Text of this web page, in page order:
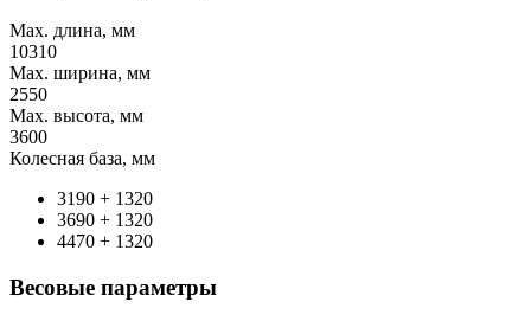
Max. длина, мм
10310
Max. ширина, мм
2550
Max. высота, мм
3600
Колесная база, мм
3190 + 1320
3690 + 1320
4470 + 1320
Весовые параметры